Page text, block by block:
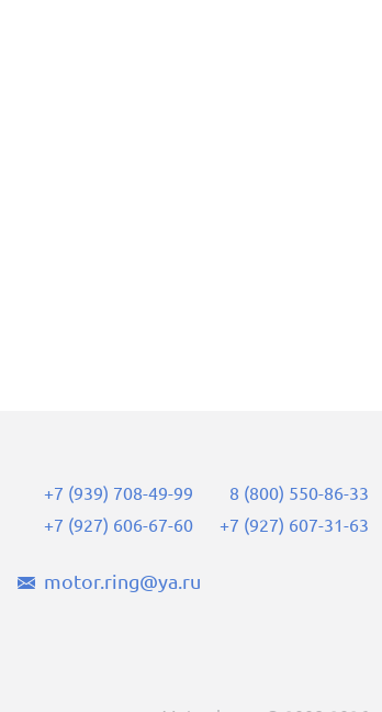
+7 (939) 708-49-99
+7 (927) 606-67-60
8 (800) 550-86-33
+7 (927) 607-31-63
motor.ring@ya.ru